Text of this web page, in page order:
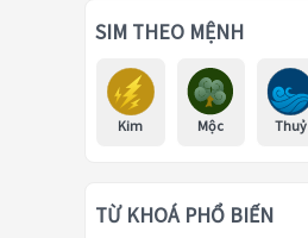
SIM THEO MỆNH
Kim Mộc Thuỷ
TỪ KHOÁ PHỔ BIẾN